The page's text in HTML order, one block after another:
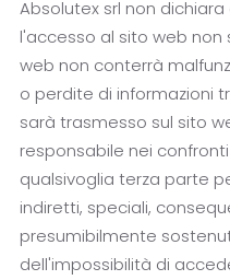
Absolutex srl non
l'accesso al sito web
web non conterrà
o perdite di informazioni
sarà trasmesso sul sito
responsabile nei
qualsivoglia terza parte
indiretti, speciali,
presumibilmente
dell'impossibilità di